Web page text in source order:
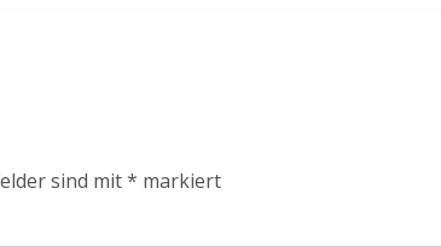
sind mit* markiert